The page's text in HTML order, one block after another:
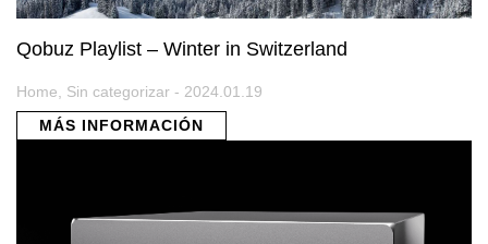
Qobuz Playlist – Winter in Switzerland
Home, Sin categorizar - 2024.01.19
MÁS INFORMACIÓN